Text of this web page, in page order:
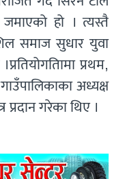
हो । त्यस्तै
समाज सुधार युवा
प्रथम,
अध्यक्ष
गरेका थिए ।